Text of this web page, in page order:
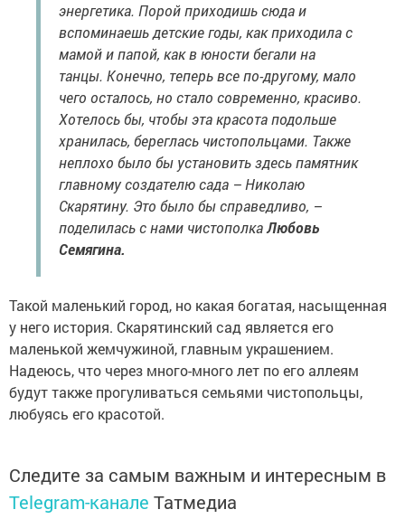
энергетика. Порой приходишь сюда и
вспоминаешь детские годы, как приходила с
мамой и папой, как в юности бегали на
танцы. Конечно, теперь все по-другому, мало
чего осталось, но стало современно, красиво.
Хотелось бы, чтобы эта красота подольше
хранилась, береглась чистопольцами. Также
неплохо было бы установить здесь памятник
главному создателю сада – Николаю
Скарятину. Это было бы справедливо, –
поделилась с нами чистополкаЛюбовь
Семягина.
Такой маленький город, но какая богатая, насыщенная
у него история. Скарятинский сад является его
маленькой жемчужиной, главным украшением.
Надеюсь, что через много-много лет по его аллеям
будут также прогуливаться семьями чистопольцы,
любуясь его красотой.
Следите за самым важным и интересным в
Telegram-канале Татмедиа